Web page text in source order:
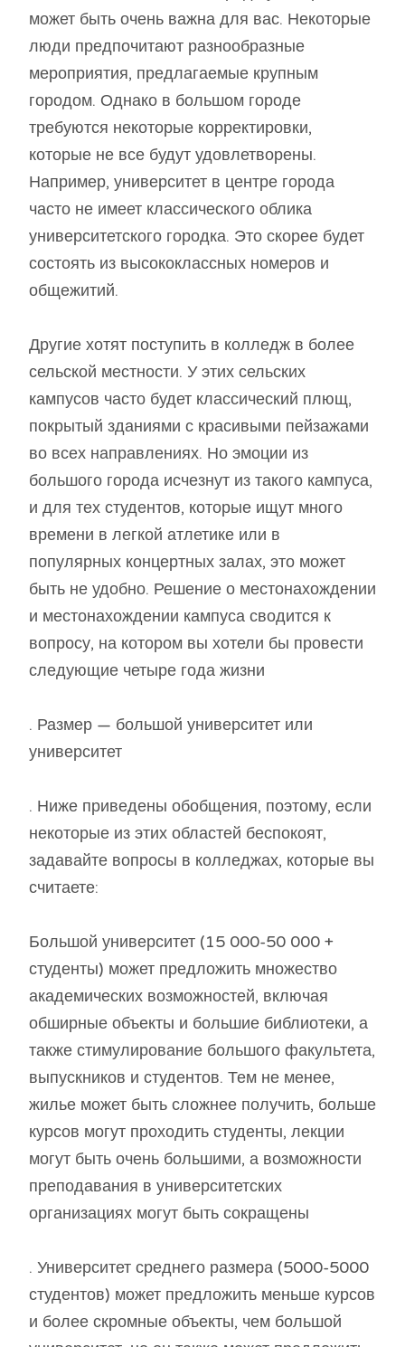
может быть очень важна для вас. Некоторые
люди предпочитают разнообразные
мероприятия, предлагаемые крупным
городом. Однако в большом городе
требуются некоторые корректировки,
которые не все будут удовлетворены.
Например, университет в центре города
часто не имеет классического облика
университетского городка. Это скорее будет
состоять из высококлассных номеров и
общежитий.
Другие хотят поступить в колледж в более
сельской местности. У этих сельских
кампусов часто будет классический плющ,
покрытый зданиями с красивыми пейзажами
во всех направлениях. Но эмоции из
большого города исчезнут из такого кампуса,
и для тех студентов, которые ищут много
времени в легкой атлетике или в
популярных концертных залах, это может
быть не удобно. Решение о местонахождении
и местонахождении кампуса сводится к
вопросу, на котором вы хотели бы провести
следующие четыре года жизни
. Размер — большой университет или
университет
. Ниже приведены обобщения, поэтому, если
некоторые из этих областей беспокоят,
задавайте вопросы в колледжах, которые вы
считаете:
Большой университет (15 000-50 000 +
студенты) может предложить множество
академических возможностей, включая
обширные объекты и большие библиотеки, а
также стимулирование большого факультета,
выпускников и студентов. Тем не менее,
жилье может быть сложнее получить, больше
курсов могут проходить студенты, лекции
могут быть очень большими, а возможности
преподавания в университетских
организациях могут быть сокращены
. Университет среднего размера (5000-5000
студентов) может предложить меньше курсов
и более скромные объекты, чем большой